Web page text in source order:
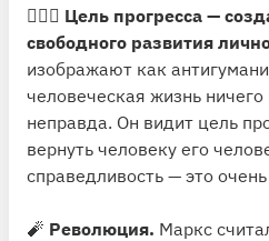
🙋🏻‍♂️ Цель прогресса —
свободного развития
изображают как
человеческая жизнь ничего
неправда. Он видит цель
вернуть человеку его
справедливость — это
🧨 Революция. Маркс